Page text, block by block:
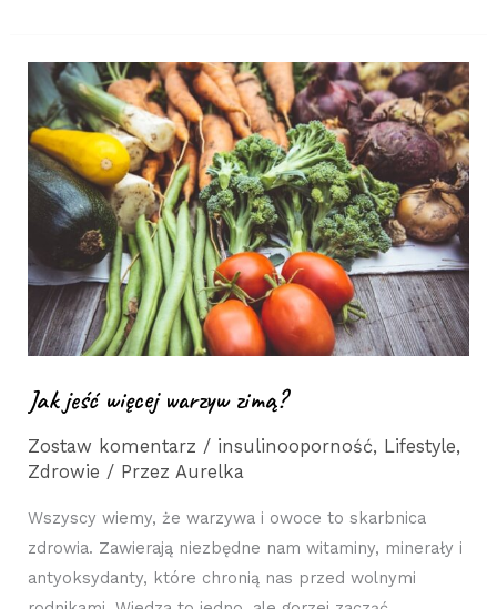
Jak jeść więcej warzyw zimą?
Zostaw komentarz / insulinooporność, Lifestyle,
Zdrowie / PrzezAurelka
Wszyscy wiemy, że warzywa i owoce to skarbnica
zdrowia. Zawierają niezbędne nam witaminy, minerały i
antyoksydanty, które chronią nas przed wolnymi
Jak
jeść
więcej
warzyw
zimą?